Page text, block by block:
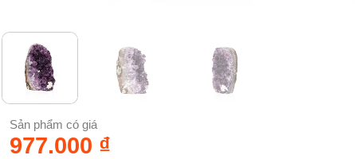
Sản phẩm có giá
977.000 ₫